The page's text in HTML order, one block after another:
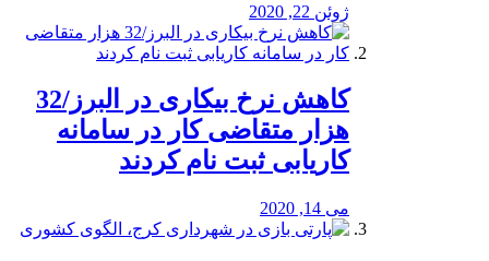
ژوئن 22, 2020
کاهش نرخ بیکاری در البرز/32
هزار متقاضی کار در سامانه
کاریابی ثبت نام کردند
می 14, 2020